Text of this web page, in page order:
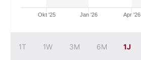
Jan '26
Okt '25 Apr '26
1T 1W 3M 6M 1J